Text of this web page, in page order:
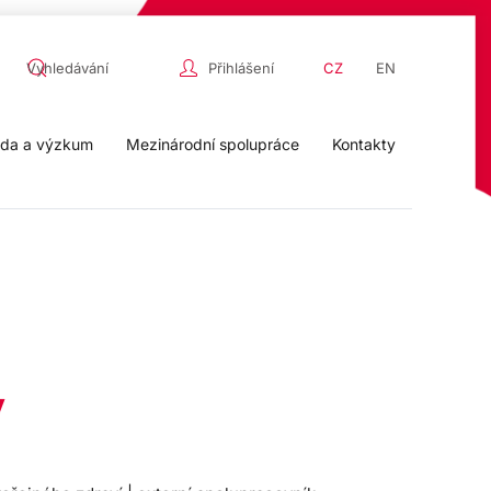
Přihlášení CZ EN
a výzkum Mezinárodní spolupráce Kontakty